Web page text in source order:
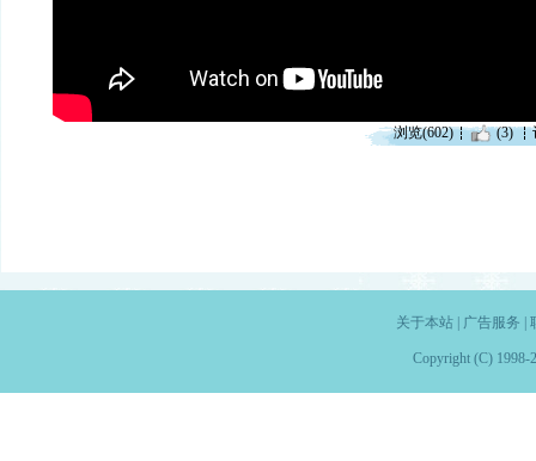
浏览(602) (3)
关于本站| 广告服务
Copyright (C) 1998-